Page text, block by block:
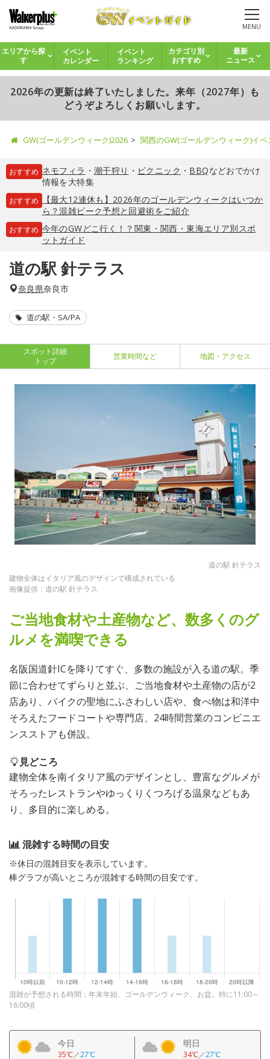
MENU
エリアから探
す
イベント
カレンダー
イベント
ランキング
カテゴリ別
おすすめ
最新
ニュース
2026年の更新は終了いたしました。来年（2027年）も
どうぞよろしくお願いします。
GW(ゴールデンウィーク)2026 関西のGW(ゴールデンウィーク)イ
おすすめ ネモフィラ ・ 潮干狩り ・ ピクニック ・ BBQなどおでかけ
情報を大特集
おすすめ
【最大12連休も】2026年のゴールデンウィークはいつか
ら？混雑ピーク予想と回避術をご紹介
おすすめ 今年のGWどこ行く！？関東・関西・東海エリア別スポ
ットガイド
道の駅 針テラス
奈良県奈良市
道の駅・SA/PA
スポット詳細
トップ
営業時間など 地図・アクセス
道の駅 針テラス
建物全体はイタリア風のデザインで構成されている
画像提供：道の駅 針テラス
ご当地食材や土産物など、数多くのグ
ルメを満喫できる
名阪国道針ICを降りてすぐ、多数の施設が入る道の駅。季
節に合わせてずらりと並ぶ、ご当地食材や土産物の店が2
店あり、バイクの聖地にふさわしい店や、食べ物は和洋中
そろえたフードコートや専門店、24時間営業のコンビニエ
ンスストアも併設。
見どころ
建物全体を南イタリア風のデザインとし、豊富なグルメが
そろったレストランやゆっくりくつろげる温泉などもあ
り、多目的に楽しめる。
混雑する時間の目安
※休日の混雑目安を表示しています。
棒グラフが高いところが混雑する時間の目安です。
混雑が予想される時間：年末年始、ゴールデンウィーク、お盆。特に11:00～
16:00頃
今日
35℃／27℃
明日
34℃／27℃